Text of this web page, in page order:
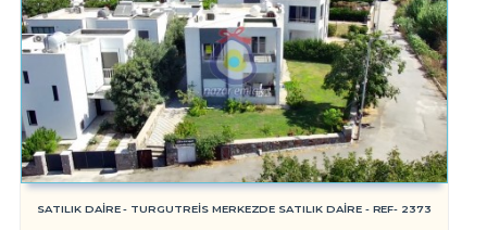
SATILIK DAİRE - TURGUTREİS MERKEZDE SATILIK DAİRE - REF- 2373